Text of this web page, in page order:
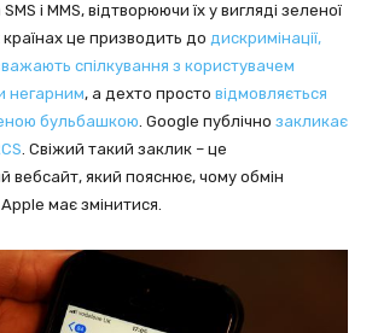
і MMS, відтворюючи їх у вигляді зеленої
це призводить до дискримінації,
спілкування з користувачем
негарним, а дехто просто відмовляється
бульбашкою. Google публічно закликає
. Свіжий такий заклик – це
вебсайт, який пояснює, чому обмін
має змінитися.